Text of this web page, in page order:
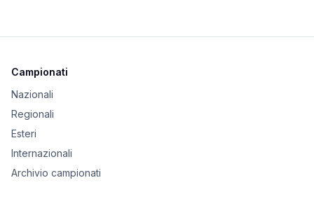
Campionati
Nazionali
Regionali
Esteri
Internazionali
Archivio campionati